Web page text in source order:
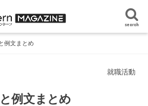
search
例文まとめ
就職活動
例文まとめ